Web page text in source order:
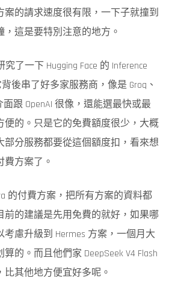
案的請求速度很有限，一下子就撞到
這是要特別注意的地方。
了一下 Hugging Face 的 Inference
後串了好多家服務商，像是 Groq、
跟 OpenAI 很像，還能選最快或最
便的。只是它的免費額度很少，大概
部分服務都要從這個額度扣，看來想
方案了。
的付費方案，把所有方案的資料都
前的建議是先用免費的就好，如果哪
慮升級到 Hermes 方案，一個月大
的。而且他們家 DeepSeek V4 Flash
其他地方便宜好多呢。